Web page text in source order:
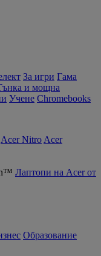
За игри Гама
и мощна
Учене Chromebooks
Acer Nitro Acer
Лаптопи на Acer от
Образование